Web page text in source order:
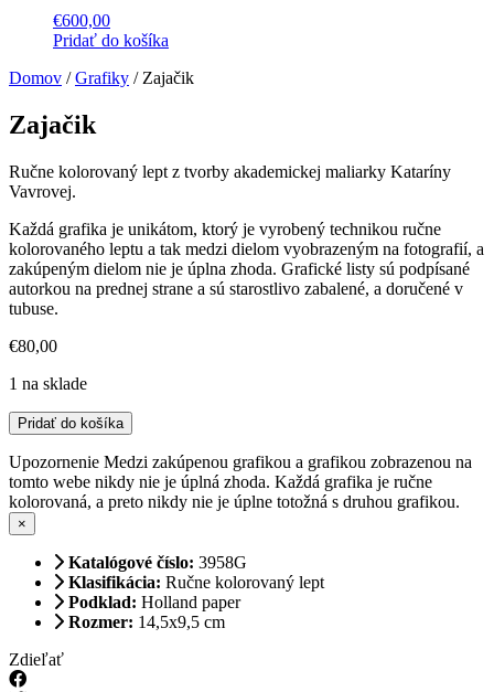
€600,00
Pridať do košíka
Domov /Grafiky / Zajačik
Zajačik
Ručne kolorovaný lept z tvorby akademickej maliarky Kataríny
Vavrovej.
Každá grafika je unikátom, ktorý je vyrobený technikou ručne
kolorovaného leptu a tak medzi dielom vyobrazeným na fotografií, a
zakúpeným dielom nie je úplna zhoda. Grafické listy sú podpísané
autorkou na prednej strane a sú starostlivo zabalené, a doručené v
tubuse.
€80,00
1 na sklade
množstvo
Zajačik
Pridať do košíka
Upozornenie Medzi zakúpenou grafikou a grafikou zobrazenou na
tomto webe nikdy nie je úplná zhoda. Každá grafika je ručne
kolorovaná, a preto nikdy nie je úplne totožná s druhou grafikou.
×
Katalógové číslo: 3958G
Klasifikácia: Ručne kolorovaný lept
Podklad: Holland paper
Rozmer: 14,5x9,5 cm
Zdieľať